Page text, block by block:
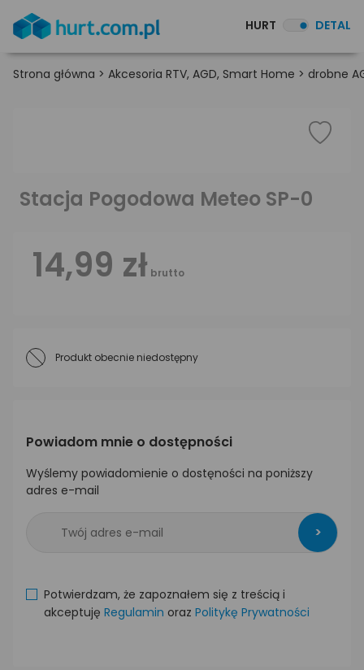
HURT DETAL
Strona główna > Akcesoria RTV, AGD, Smart Home > drobne
Stacja Pogodowa Meteo SP-0
14,99 zł brutto
Produkt obecnie niedostępny
Powiadom mnie o dostępności
Wyślemy powiadomienie o dostęności na poniższy
adres e-mail
>
Potwierdzam, że zapoznałem się z treścią i
akceptuję Regulamin oraz Politykę Prywatności